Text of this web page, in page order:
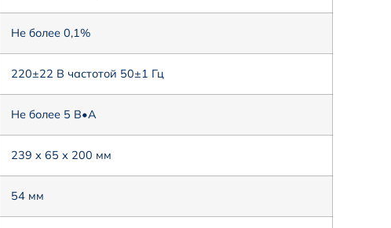
Не более 0,1%
220±22 В частотой 50±1 Гц
Не более 5 В•А
239 х 65 х 200 мм
54 мм